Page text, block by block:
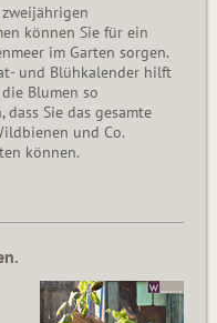
können Sie für ein
im Garten sorgen.
und Blühkalender hilft
Blumen so
dass Sie das gesamte
und Co.
können.